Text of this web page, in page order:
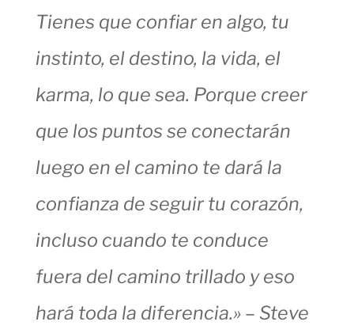
Tienes que confiar en algo, tu
instinto, el destino, la vida, el
karma, lo que sea. Porque creer
que los puntos se conectarán
luego en el camino te dará la
confianza de seguir tu corazón,
incluso cuando te conduce
fuera del camino trillado y eso
hará toda la diferencia.» – Steve